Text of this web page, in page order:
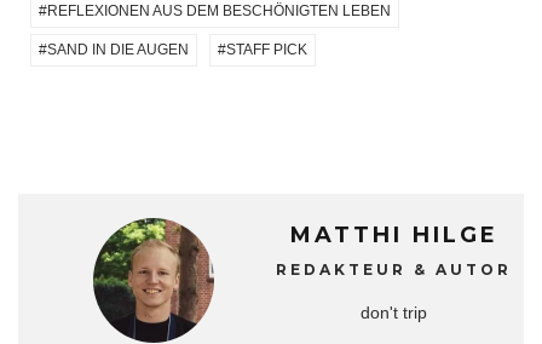
REFLEXIONEN AUS DEM BESCHÖNIGTEN LEBEN
SAND IN DIE AUGEN STAFF PICK
MATTHI HILGE
REDAKTEUR & AUTOR
don't trip